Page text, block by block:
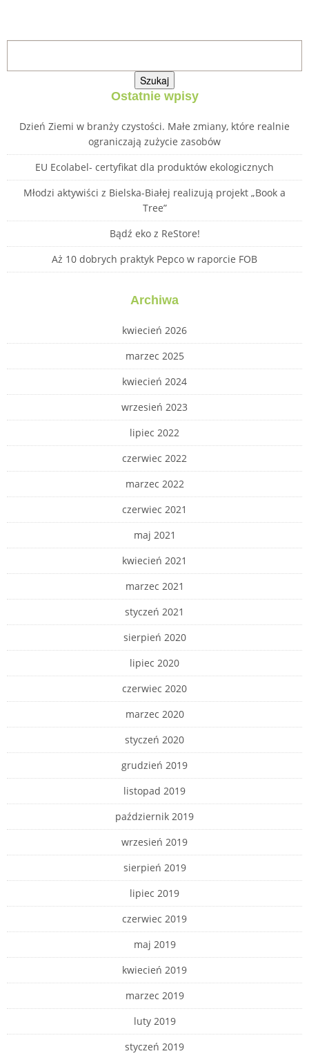
Szukaj:
Ostatnie wpisy
Dzień Ziemi w branży czystości. Małe zmiany, które realnie
ograniczają zużycie zasobów
EU Ecolabel- certyfikat dla produktów ekologicznych
Młodzi aktywiści z Bielska-Białej realizują projekt „Book a
Tree”
Bądź eko z ReStore!
Aż 10 dobrych praktyk Pepco w raporcie FOB
Archiwa
kwiecień 2026
marzec 2025
kwiecień 2024
wrzesień 2023
lipiec 2022
czerwiec 2022
marzec 2022
czerwiec 2021
maj 2021
kwiecień 2021
marzec 2021
styczeń 2021
sierpień 2020
lipiec 2020
czerwiec 2020
marzec 2020
styczeń 2020
grudzień 2019
listopad 2019
październik 2019
wrzesień 2019
sierpień 2019
lipiec 2019
czerwiec 2019
maj 2019
kwiecień 2019
marzec 2019
luty 2019
styczeń 2019